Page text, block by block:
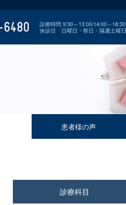
診療時間 9:30～13:00/14:00～18:30
休診日 日曜日・祭日・隔週土曜日
患者様の声
診療科目